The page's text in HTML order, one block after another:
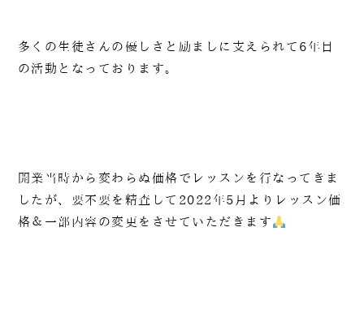
多くの生徒さんの優しさと励ましに支えられて6年目
の活動となっております。
開業当時から変わらぬ価格でレッスンを行なってきま
したが、要不要を精査して2022年5月よりレッスン価
格＆一部内容の変更をさせていただきます